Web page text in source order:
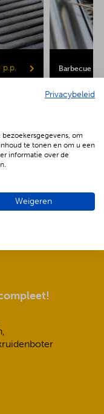
p.p. Barbecue
Gepofte
Privacybeleid
bezoekersgegevens, om
te tonen en om u een
informatie over de
Weigeren